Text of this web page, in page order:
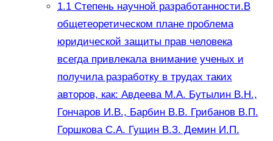
1.1Степень научной разработанности.В
общетеоретическом плане проблема
юридической защиты прав человека
всегда привлекала внимание ученых и
получила разработку в трудах таких
авторов, как: Авдеева М.А. Бутылин В.Н.,
Гончаров И.В., Барбин В.В. Грибанов В.П.
Горшкова С.А. Гущин В.З. Демин И.П.